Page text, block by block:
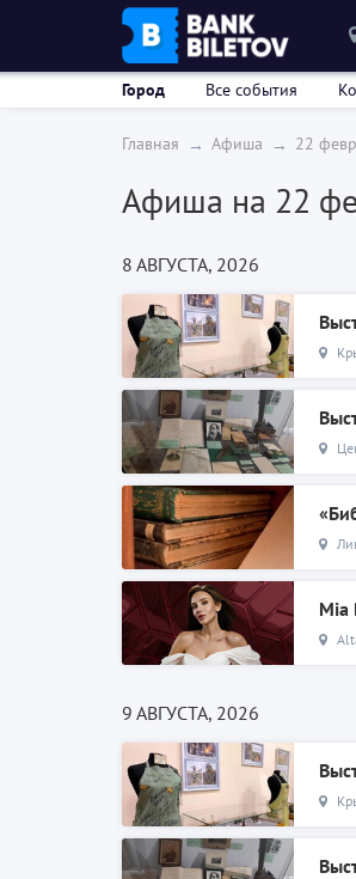
Город Все события
Главная Афиша 22
Афиша на 22
8 АВГУСТА, 2026
Mia
9 АВГУСТА, 2026